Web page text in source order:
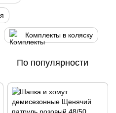
Комплекты в коляску
По популярности